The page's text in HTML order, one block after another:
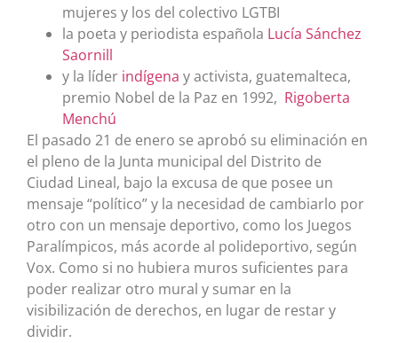
mujeres y los del colectivo LGTBI
la poeta y periodista española Lucía Sánchez
Saornill
y la líder indígena y activista, guatemalteca,
premio Nobel de la Paz en 1992, Rigoberta
Menchú
El pasado 21 de enero se aprobó su eliminación en
el pleno de la Junta municipal del Distrito de
Ciudad Lineal, bajo la excusa de que posee un
mensaje “político” y la necesidad de cambiarlo por
otro con un mensaje deportivo, como los Juegos
Paralímpicos, más acorde al polideportivo, según
Vox. Como si no hubiera muros suficientes para
poder realizar otro mural y sumar en la
visibilización de derechos, en lugar de restar y
dividir.